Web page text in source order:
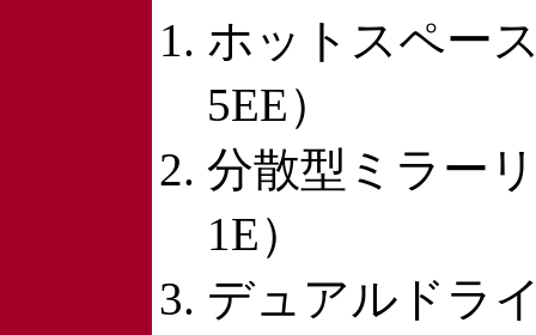
ホットスペー
5EE）
分散型ミラー
1E）
デュアルドラ